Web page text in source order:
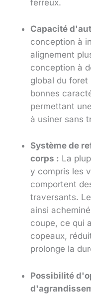
ferreux.
Capacité
conception à
alignement
conception à
global du foret
bonnes
permettant
à usiner sans
Système de
corps : La
y compris les
comportent
traversants.
ainsi
coupe, ce qui
copeaux,
prolonge la
Possibilité